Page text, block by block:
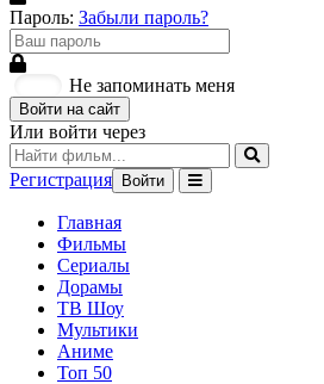
Пароль: Забыли пароль?
Не запоминать меня
Войти на сайт
Или войти через
Регистрация Войти
Главная
Фильмы
Сериалы
Дорамы
ТВ Шоу
Мультики
Аниме
Топ 50